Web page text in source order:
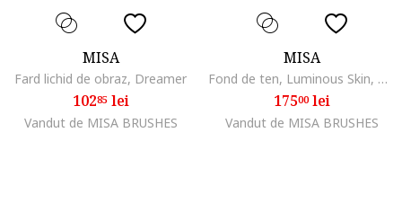
MISA
Fard lichid de obraz, Dreamer
10285lei
Vandut de MISA BRUSHES
MISA
Fond de ten, Luminous Skin, Beige, Neutral Beige
17500lei
Vandut de MISA BRUSHES